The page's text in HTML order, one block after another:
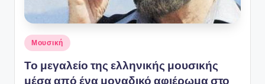
Αναρτήθηκε
σε
Μουσική
Το μεγαλείο της ελληνικής μουσικής
μέσα από ένα μοναδικό αφιέρωμα στο